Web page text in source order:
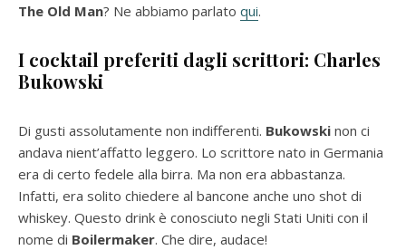
The Old Man? Ne abbiamo parlato qui.
I cocktail preferiti dagli scrittori: Charles
Bukowski
Di gusti assolutamente non indifferenti. Bukowski non ci
andava nient’affatto leggero. Lo scrittore nato in Germania
era di certo fedele alla birra. Ma non era abbastanza.
Infatti, era solito chiedere al bancone anche uno shot di
whiskey. Questo drink è conosciuto negli Stati Uniti con il
nome di Boilermaker. Che dire, audace!